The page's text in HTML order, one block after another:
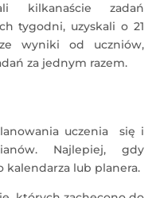
kilkanaście zadań
tygodni, uzyskali o 21
wyniki od uczniów,
za jednym razem.
uczenia się i
Najlepiej, gdy
kalendarza lub planera.